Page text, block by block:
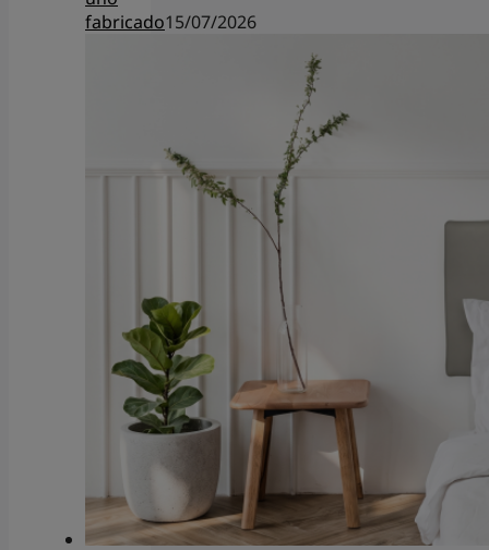
fabricado15/07/2026